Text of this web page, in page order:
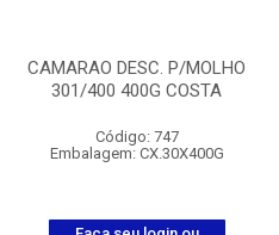
CAMARAO DESC. P/MOLHO
301/400 400G COSTA
Código: 747
Embalagem: CX.30X400G